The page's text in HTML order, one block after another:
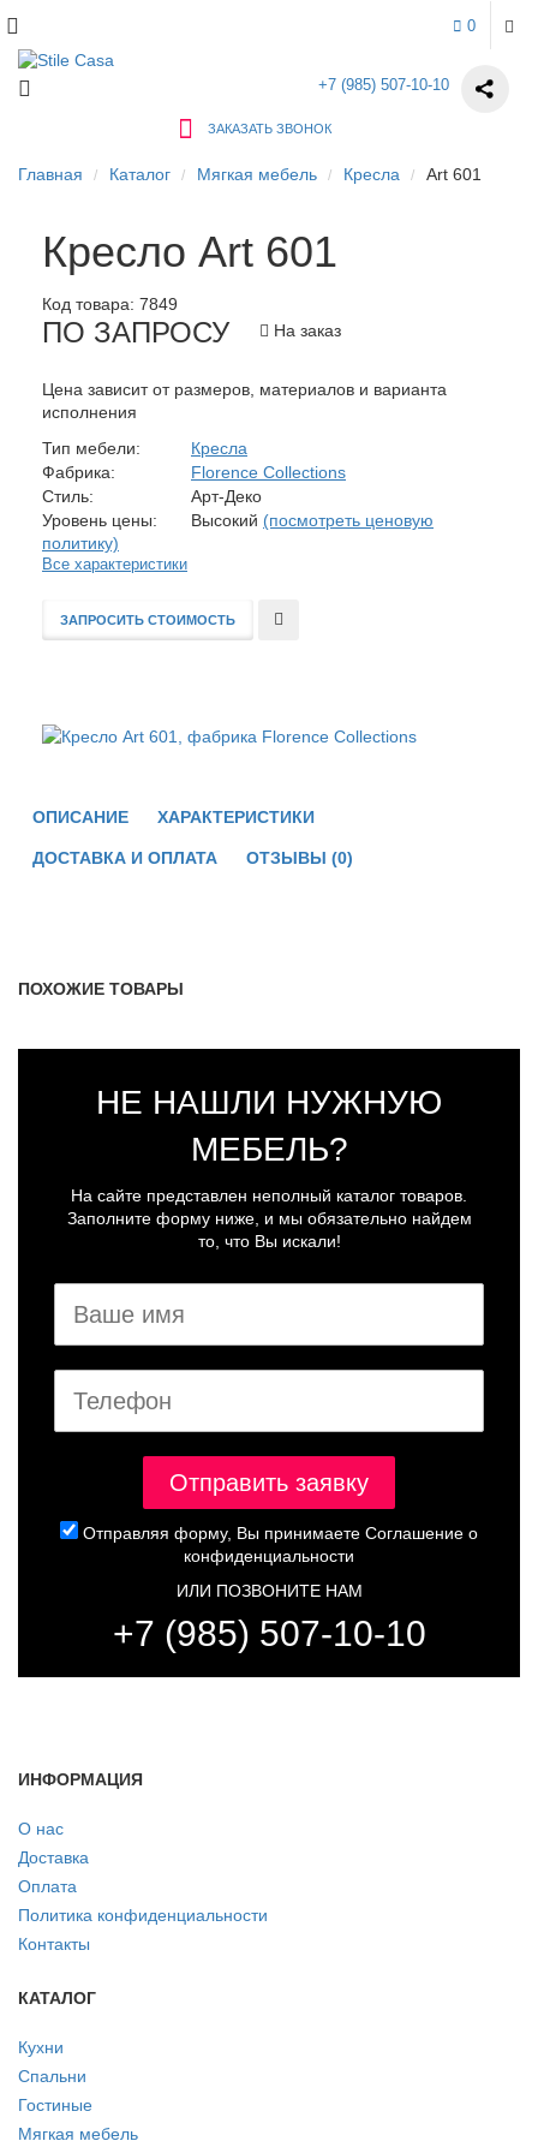
0
+7 (985) 507-10-10
ЗАКАЗАТЬ ЗВОНОК
Главная Каталог Мягкая мебель Кресла Art 601
Кресло Art 601
Код товара: 7849
ПО ЗАПРОСУ На заказ
Цена зависит от размеров, материалов и варианта
исполнения
Тип мебели:
Кресла
Фабрика:
Florence Collections
Стиль:
Арт-Деко
Уровень цены:
Высокий (посмотреть ценовую
политику)
Все характеристики
ЗАПРОСИТЬ СТОИМОСТЬ
ОПИСАНИЕ ХАРАКТЕРИСТИКИ
ДОСТАВКА И ОПЛАТА ОТЗЫВЫ (0)
ПОХОЖИЕ ТОВАРЫ
НЕ НАШЛИ НУЖНУЮ
МЕБЕЛЬ?
На сайте представлен неполный каталог товаров.
Заполните форму ниже, и мы обязательно найдем
то, что Вы искали!
Отправляя форму, Вы принимаете Соглашение о
конфиденциальности
ИЛИ ПОЗВОНИТЕ НАМ
+7 (985) 507-10-10
ИНФОРМАЦИЯ
О нас
Доставка
Оплата
Политика конфиденциальности
Контакты
КАТАЛОГ
Кухни
Спальни
Гостиные
Мягкая мебель